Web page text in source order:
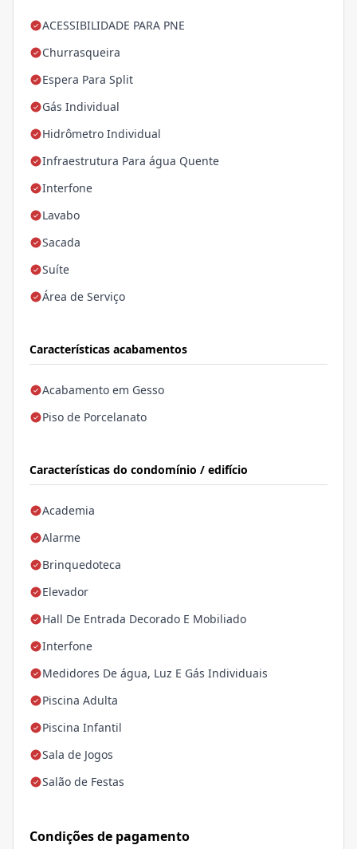
ACESSIBILIDADE PARA PNE
Churrasqueira
Espera Para Split
Gás Individual
Hidrômetro Individual
Infraestrutura Para água Quente
Interfone
Lavabo
Sacada
Suíte
Área de Serviço
Características acabamentos
Acabamento em Gesso
Piso de Porcelanato
Características do condomínio / edifício
Academia
Alarme
Brinquedoteca
Elevador
Hall De Entrada Decorado E Mobiliado
Interfone
Medidores De água, Luz E Gás Individuais
Piscina Adulta
Piscina Infantil
Sala de Jogos
Salão de Festas
Condições de pagamento